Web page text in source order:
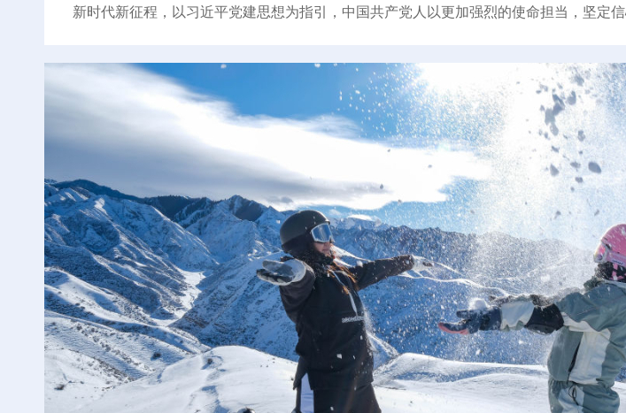
新时代新征程，以习近平党建思想为指引，中国共产党人以更加强烈的使命担当，坚